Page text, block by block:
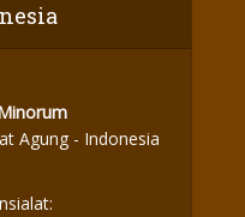
Agung - Indonesia